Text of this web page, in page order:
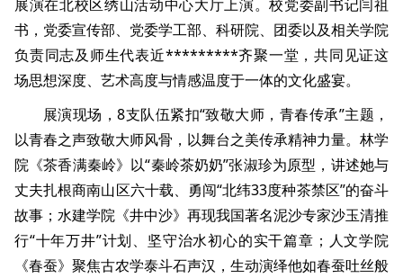
展演在北校区绣山活动中心大厅上演。校党委副书记闫祖
书，党委宣传部、党委学工部、科研院、团委以及相关学院
负责同志及师生代表近*********齐聚一堂，共同见证这
场思想深度、艺术高度与情感温度于一体的文化盛宴。
展演现场，8支队伍紧扣“致敬大师，青春传承”主题，
以青春之声致敬大师风骨，以舞台之美传承精神力量。林学
院《茶香满秦岭》以“秦岭茶奶奶”张淑珍为原型，讲述她与
丈夫扎根商南山区六十载、勇闯“北纬33度种茶禁区”的奋斗
故事；水建学院《井中沙》再现我国著名泥沙专家沙玉清推
行“十年万井”计划、坚守治水初心的实干篇章；人文学院
《春蚕》聚焦古农学泰斗石声汉，生动演绎他如春蚕吐丝般